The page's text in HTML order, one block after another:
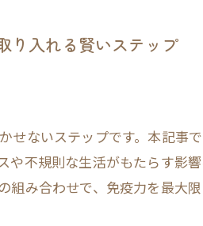
り入れる賢いステップ
せないステップです。本記事
不規則な生活がもたらす影
み合わせで、免疫力を最大